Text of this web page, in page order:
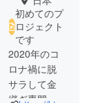
初めてのプ
ロジェクト
です
2020年のコ
ロナ禍に脱
サラして金
継ぎ専門の